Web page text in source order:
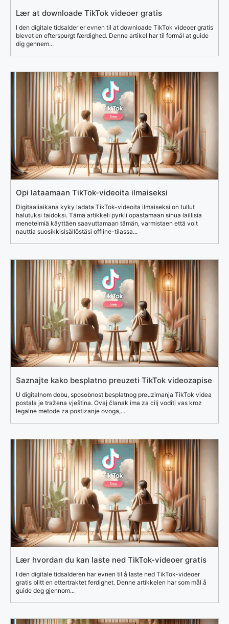
Lær at downloade TikTok videoer gratis
I den digitale tidsalder er evnen til at downloade TikTok videoer gratis
blevet en efterspurgt færdighed. Denne artikel har til formål at guide
dig gennem...
Opi lataamaan TikTok-videoita ilmaiseksi
Digitaaliaikana kyky ladata TikTok-videoita ilmaiseksi on tullut
halutuksi taidoksi. Tämä artikkeli pyrkii opastamaan sinua laillisia
menetelmiä käyttäen saavuttamaan tämän, varmistaen että voit
nauttia suosikkisisällöstäsi offline-tilassa...
Saznajte kako besplatno preuzeti TikTok videozapise
U digitalnom dobu, sposobnost besplatnog preuzimanja TikTok videa
postala je tražena vještina. Ovaj članak ima za cilj voditi vas kroz
legalne metode za postizanje ovoga,...
Lær hvordan du kan laste ned TikTok-videoer gratis
I den digitale tidsalderen har evnen til å laste ned TikTok-videoer
gratis blitt en ettertraktet ferdighet. Denne artikkelen har som mål å
guide deg gjennom...